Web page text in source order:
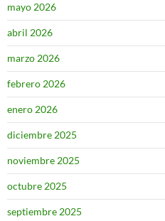
mayo 2026
abril 2026
marzo 2026
febrero 2026
enero 2026
diciembre 2025
noviembre 2025
octubre 2025
septiembre 2025